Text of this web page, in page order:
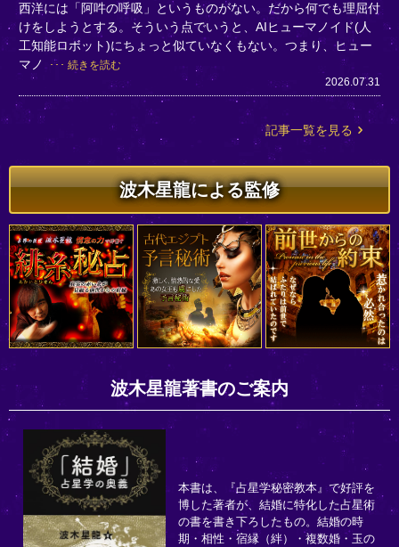
西洋には「阿吽の呼吸」というものがない。だから何でも理屈付
けをしようとする。そういう点でいうと、AIヒューマノイド(人
工知能ロボット)にちょっと似ていなくもない。つまり、ヒュー
マノ
続きを読む
2026.07.31
記事一覧を見る
波木星龍による監修
波木星龍著書のご案内
本書は、『占星学秘密教本』で好評を
博した著者が、結婚に特化した占星術
の書を書き下ろしたもの。結婚の時
期・相性・宿縁（絆）・複数婚・玉の